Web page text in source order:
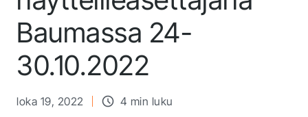
Baumassa 24-
30.10.2022
loka 19, 2022 4 min luku